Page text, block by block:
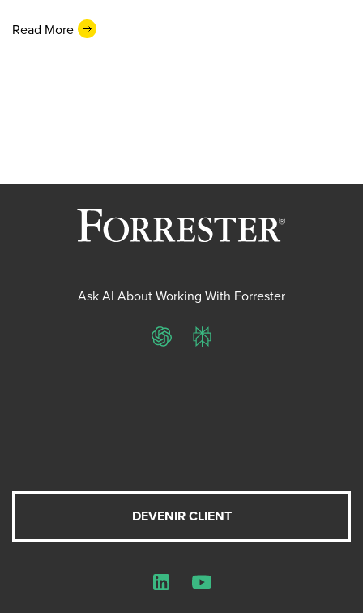
Read More
Ask AI About Working With Forrester
ChatGPTPerplexity
DEVENIR CLIENT
LinkedInYouTube